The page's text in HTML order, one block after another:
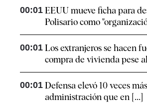
00:01 EEUU mueve ficha para
Polisario como
00:01 Los extranjeros se hacen
compra de vivienda pese
00:01 Defensa elevó 10 veces
administración que en [...]